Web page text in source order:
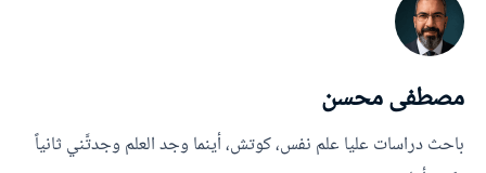
مصطفى محسن
باحث دراسات عليا علم نفس، كوتش، أينما وجد العلم وجدتَّني ثانياً